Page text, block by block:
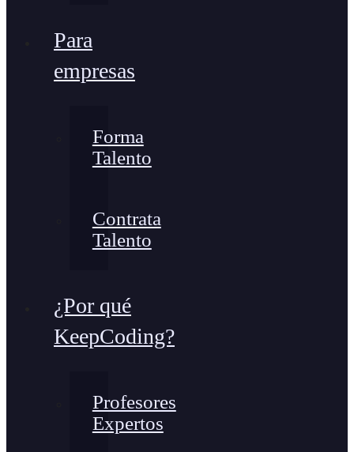
Para
empresas
Forma
Talento
Contrata
Talento
¿Por qué
KeepCoding?
Profesores
Expertos